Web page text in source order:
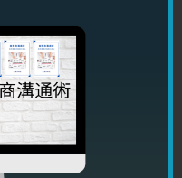
結婚
果覺得有用，